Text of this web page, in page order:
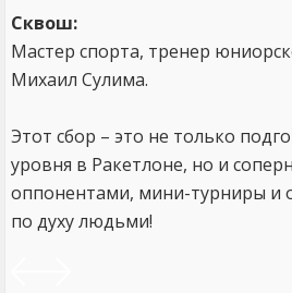
Сквош:
Мастер спорта, тренер
Михаил Сулима.
Этот сбор – это не только
уровня в Ракетлоне, но и
оппонентами, мини-турниры и
по духу людьми!